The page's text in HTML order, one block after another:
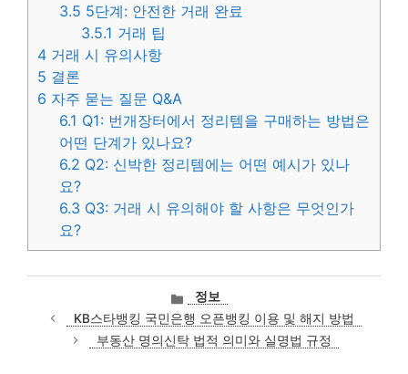
3.5 5단계: 안전한 거래 완료
3.5.1 거래 팁
4 거래 시 유의사항
5 결론
6 자주 묻는 질문 Q&A
6.1 Q1: 번개장터에서 정리템을 구매하는 방법은
어떤 단계가 있나요?
6.2 Q2: 신박한 정리템에는 어떤 예시가 있나
요?
6.3 Q3: 거래 시 유의해야 할 사항은 무엇인가
요?
카
테
고
리
정보
KB스타뱅킹 국민은행 오픈뱅킹 이용 및 해지 방법
부동산 명의신탁 법적 의미와 실명법 규정